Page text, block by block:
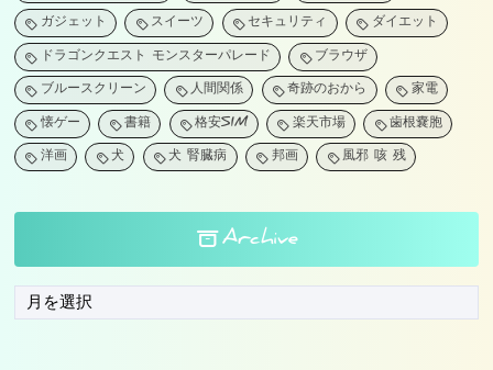
ガジェット スイーツ セキュリティ ダイエット
ドラゴンクエスト モンスターパレード ブラウザ
ブルースクリーン 人間関係 奇跡のおから 家電
懐ゲー 書籍 格安SIM 楽天市場 歯根嚢胞
洋画 犬 犬 腎臓病 邦画 風邪 咳 残
Archive